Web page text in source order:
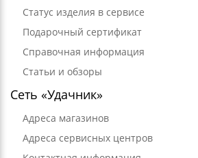
Статус изделия в сервисе
Подарочный сертификат
Справочная информация
Статьи и обзоры
Сеть «Удачник»
Адреса магазинов
Адреса сервисных центров